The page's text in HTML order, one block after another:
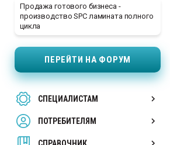
Продажа готового бизнеса -
производство SPC ламината полного
цикла
ПЕРЕЙТИ НА ФОРУМ
СПЕЦИАЛИСТАМ
ПОТРЕБИТЕЛЯМ
СПРАВОЧНИК